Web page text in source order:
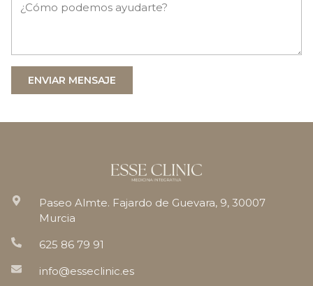
ENVIAR MENSAJE
Paseo Almte. Fajardo de Guevara, 9, 30007
Murcia
625 86 79 91
info@esseclinic.es